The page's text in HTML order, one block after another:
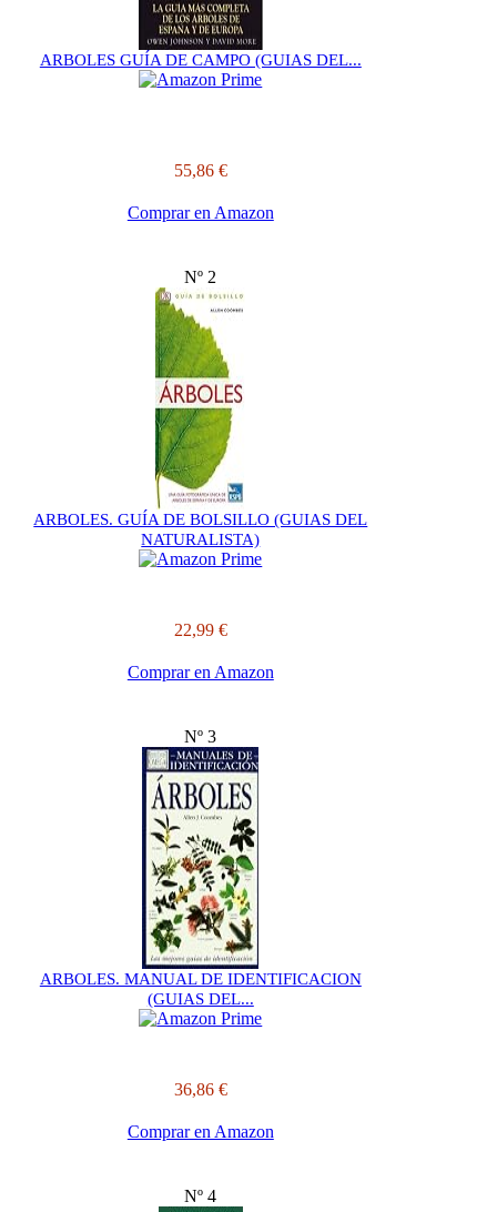
ARBOLES GUÍA DE CAMPO (GUIAS DEL...
55,86 €
Comprar en Amazon
Nº 2
ARBOLES. GUÍA DE BOLSILLO (GUIAS DEL
NATURALISTA)
22,99 €
Comprar en Amazon
Nº 3
ARBOLES. MANUAL DE IDENTIFICACION
(GUIAS DEL...
36,86 €
Comprar en Amazon
Nº 4